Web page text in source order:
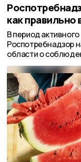
как правильно
В период
Роспотребнадзор
области о